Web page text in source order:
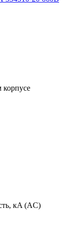
корпусе
кA (AC)